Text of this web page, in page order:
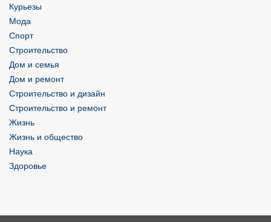
Курьезы
Мода
Спорт
Строительство
Дом и семья
Дом и ремонт
Строительство и дизайн
Строительство и ремонт
Жизнь
Жизнь и общество
Наука
Здоровье